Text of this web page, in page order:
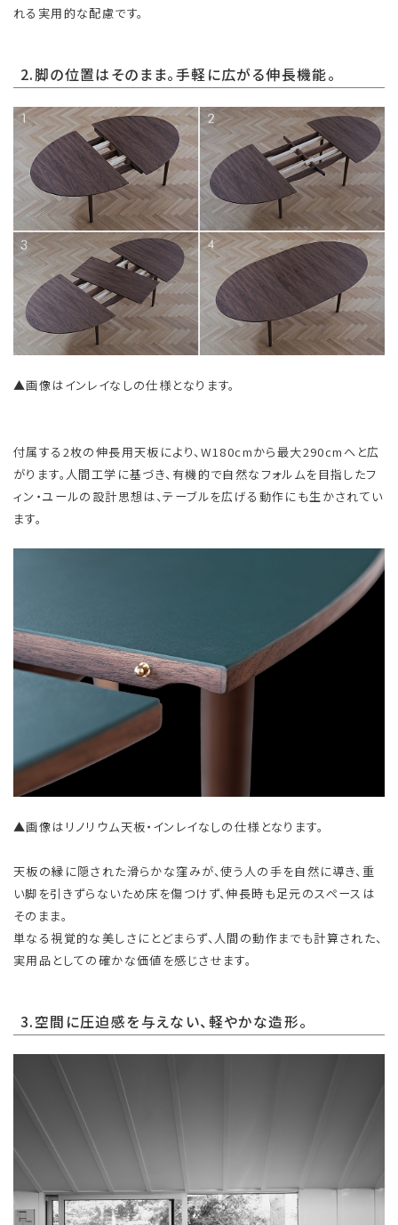
れる実用的な配慮です。
2.脚の位置はそのまま。手軽に広がる伸長機能。
▲画像はインレイなしの仕様となります。
付属する2枚の伸長用天板により、W180cmから最大290cmへと広
がります。人間工学に基づき、有機的で自然なフォルムを目指したフ
ィン・ユールの設計思想は、テーブルを広げる動作にも生かされてい
ます。
▲画像はリノリウム天板・インレイなしの仕様となります。
天板の縁に隠された滑らかな窪みが、使う人の手を自然に導き、重
い脚を引きずらないため床を傷つけず、伸長時も足元のスペースは
そのまま。
単なる視覚的な美しさにとどまらず、人間の動作までも計算された、
実用品としての確かな価値を感じさせます。
3.空間に圧迫感を与えない、軽やかな造形。